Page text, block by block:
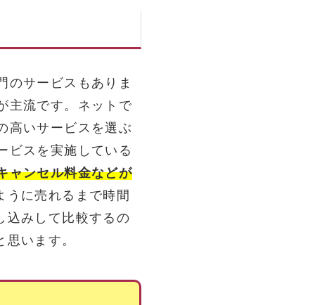
のサービスもありま
主流です。ネットで
高いサービスを選ぶ
ビスを実施している
ャンセル料金などが
うに売れるまで時間
込みして比較するの
います。